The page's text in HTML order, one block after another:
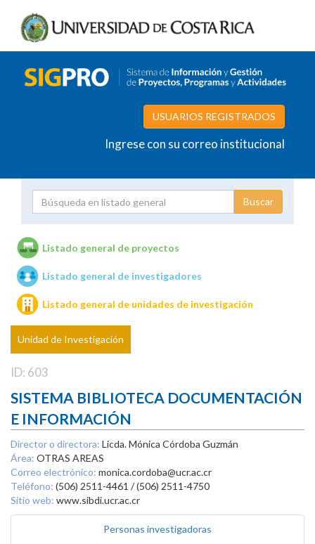
USUARIOS REGISTRADOS
Ingrese con su correo institucional
Unidades de investigación
Listado general de proyectos
Listado general de investigadores
Listado general de unidades de investigación
Unidad de Investigación
ID: 603
SISTEMA BIBLIOTECA DOCUMENTACIÓN
E INFORMACIÓN
Director o directora: Licda. Mónica Córdoba Guzmán
Área: OTRAS AREAS
Correo electrónico: monica.cordoba@ucr.ac.cr
Teléfono: (506) 2511-4461 / (506) 2511-4750
Sitio web: www.sibdi.ucr.ac.cr
Personas investigadoras